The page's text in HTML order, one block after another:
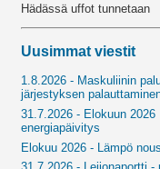
Hädässä uffot tunnetaan
Uusimmat viestit
1.8.2026 - Maskuliinin
järjestyksen
31.7.2026 - Elokuun 2026
energiapäivitys
Elokuu 2026 - Lämpö